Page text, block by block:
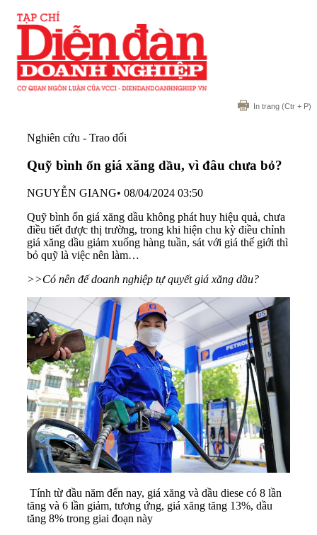
In trang (Ctr + P)
Nghiên cứu - Trao đổi
Quỹ bình ổn giá xăng dầu, vì đâu chưa bỏ?
NGUYỄN GIANG• 08/04/2024 03:50
Quỹ bình ổn giá xăng dầu không phát huy hiệu quả, chưa
điều tiết được thị trường, trong khi hiện chu kỳ điều chỉnh
giá xăng dầu giảm xuống hàng tuần, sát với giá thế giới thì
bỏ quỹ là việc nên làm…
>>Có nên để doanh nghiệp tự quyết giá xăng dầu?
Tính từ đầu năm đến nay, giá xăng và dầu diese có 8 lần
tăng và 6 lần giảm, tương ứng, giá xăng tăng 13%, dầu
tăng 8% trong giai đoạn này